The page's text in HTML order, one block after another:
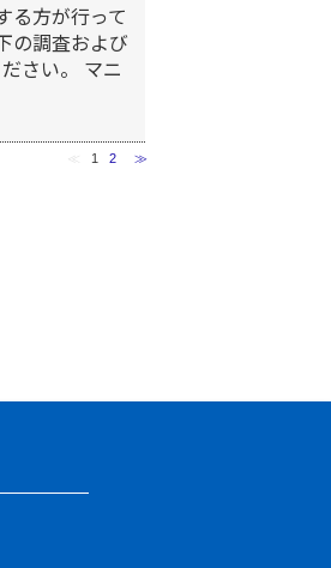
る方が行って
の調査および
さい。 マニ
1 2 ≫